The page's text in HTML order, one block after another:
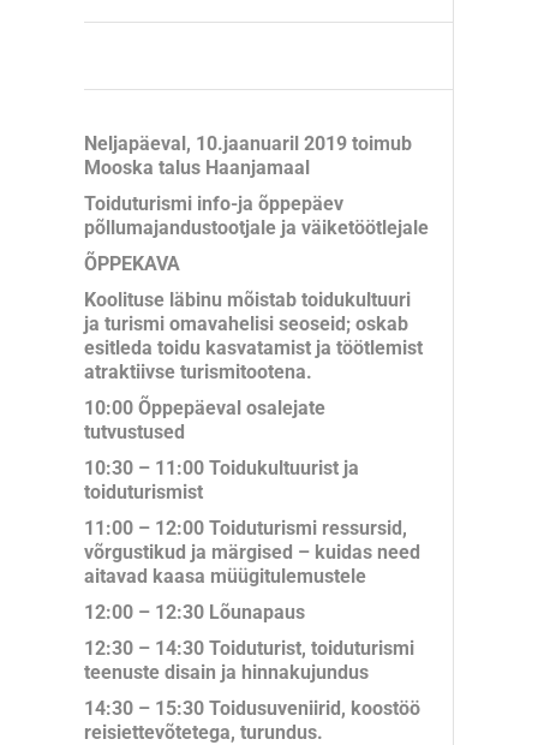
Neljapäeval, 10.jaanuaril 2019 toimub
Mooska talus Haanjamaal
Toiduturismi info-ja õppepäev
põllumajandustootjale ja väiketöötlejale
ÕPPEKAVA
Koolituse läbinu mõistab toidukultuuri
ja turismi omavahelisi seoseid; oskab
esitleda toidu kasvatamist ja töötlemist
atraktiivse turismitootena.
10:00 Õppepäeval osalejate
tutvustused
10:30 – 11:00 Toidukultuurist ja
toiduturismist
11:00 – 12:00 Toiduturismi ressursid,
võrgustikud ja märgised – kuidas need
aitavad kaasa müügitulemustele
12:00 – 12:30 Lõunapaus
12:30 – 14:30 Toiduturist, toiduturismi
teenuste disain ja hinnakujundus
14:30 – 15:30 Toidusuveniirid, koostöö
reisiettevõtetega, turundus.